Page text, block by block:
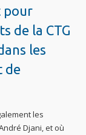
pour
de la CTG
les
de
les
Djani, et où